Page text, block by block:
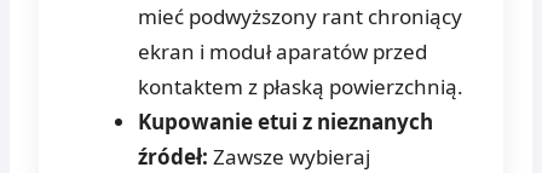
mieć podwyższony rant chroniący
ekran i moduł aparatów przed
kontaktem z płaską powierzchnią.
Kupowanie etui z nieznanych
źródeł: Zawsze wybieraj